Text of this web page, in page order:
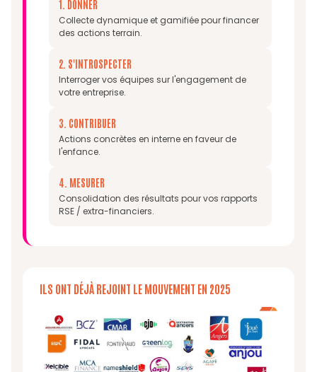
1. DONNER
Collecte dynamique et gamifiée pour financer
des actions terrain.
2. S'INTROSPECTER
Interroger vos équipes sur l'engagement de
votre entreprise.
3. CONTRIBUER
Actions concrètes en interne en faveur de
l'enfance.
4. MESURER
Consolidation des résultats pour vos rapports
RSE / extra-financiers.
ILS ONT DÉJÀ REJOINT LE MOUVEMENT EN 2025